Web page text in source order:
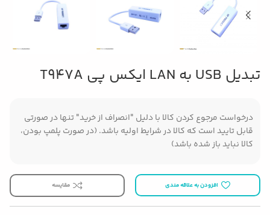
تبدیل USB به LAN ایکس پی T947A
درخواست مرجوع کردن کالا با دلیل "انصراف از خرید" تنها در صورتی
قابل تایید است که کالا در شرایط اولیه باشد. (در صورت پلمپ بودن،
کالا نباید باز شده باشد)
افزودن به علاقه مندی مقایسه